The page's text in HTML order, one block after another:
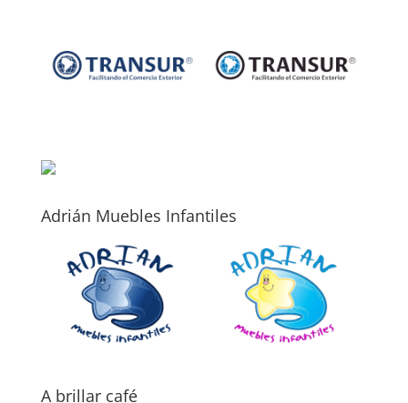
Adrián Muebles Infantiles
A brillar café